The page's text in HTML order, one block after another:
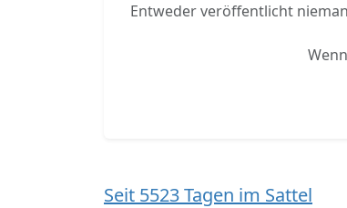
Entweder veröffentlicht
Seit 5523 Tagen im Sattel